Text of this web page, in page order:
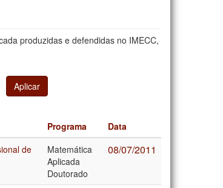
produzidas e defendidas no IMECC,
Aplicar
Programa
Data
de
Matemática
Aplicada
Doutorado
08/07/2011